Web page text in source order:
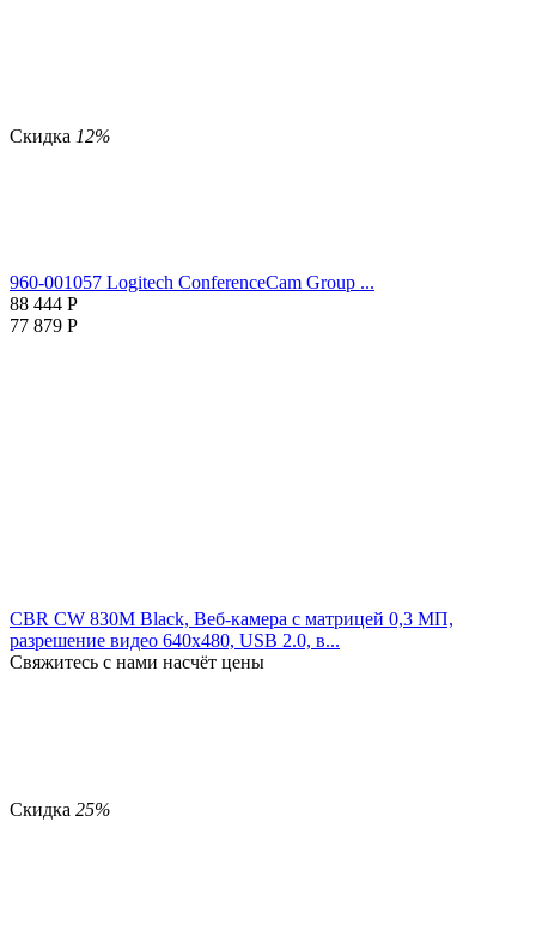
Скидка 12%
960-001057 Logitech ConferenceCam Group ...
88 444 Р
77 879 Р
CBR CW 830M Black, Веб-камера с матрицей 0,3 МП,
разрешение видео 640х480, USB 2.0, в...
Свяжитесь с нами насчёт цены
Скидка 25%